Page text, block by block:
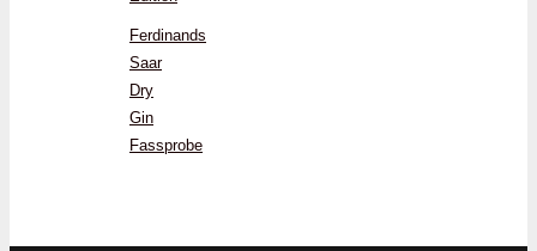
Ferdinands
Saar
Dry
Gin
Fassprobe